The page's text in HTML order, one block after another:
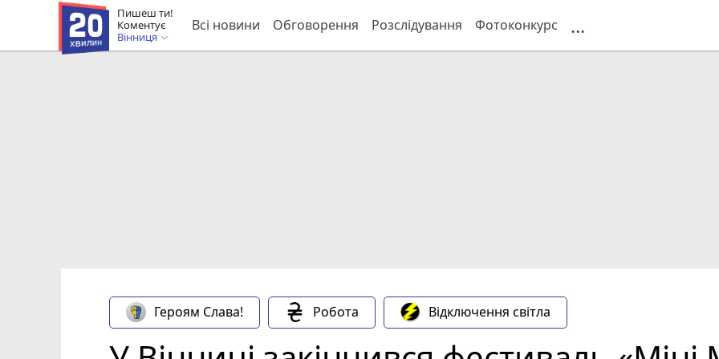
Пишеш ти!
Коментує
Вінниця
Всі новини Обговорення Розслідування Фотоконкурс ...
Героям Слава! Робота Відключення світла